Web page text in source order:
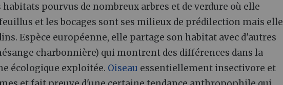
pourvus de nombreux arbres et de verdure où elle
et les bocages sont ses milieux de prédilection mais elle
Espèce européenne, elle partage son habitat avec d'autres
charbonnière) qui montrent des différences dans la
écologique exploitée. Oiseau essentiellement insectivore et